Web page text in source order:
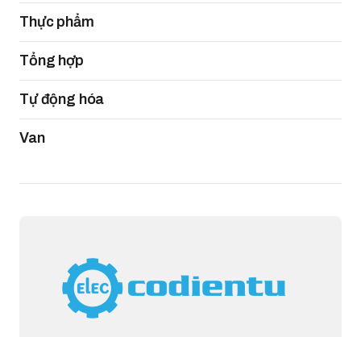
Thực phẩm
Tổng hợp
Tự động hóa
Van